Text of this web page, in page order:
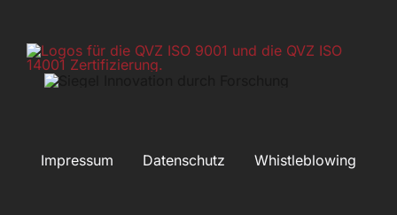
Impressum Datenschutz Whistleblowing